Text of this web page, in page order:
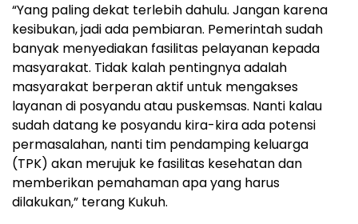
“Yang paling dekat terlebih dahulu. Jangan karena
kesibukan, jadi ada pembiaran. Pemerintah sudah
banyak menyediakan fasilitas pelayanan kepada
masyarakat. Tidak kalah pentingnya adalah
masyarakat berperan aktif untuk mengakses
layanan di posyandu atau puskemsas. Nanti kalau
sudah datang ke posyandu kira-kira ada potensi
permasalahan, nanti tim pendamping keluarga
(TPK) akan merujuk ke fasilitas kesehatan dan
memberikan pemahaman apa yang harus
dilakukan,” terang Kukuh.